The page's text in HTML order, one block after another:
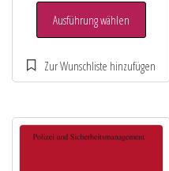
Ausführung wählen